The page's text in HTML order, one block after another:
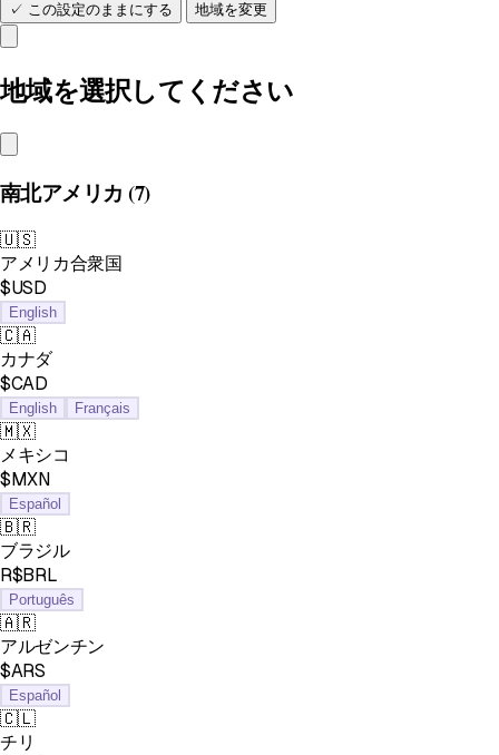
✓ この設定のままにする 地域を変更
地域を選択してください
南北アメリカ (7)
🇺🇸
アメリカ合衆国
$USD
English
🇨🇦
カナダ
$CAD
English Français
🇲🇽
メキシコ
$MXN
Español
🇧🇷
ブラジル
R$BRL
Português
🇦🇷
アルゼンチン
$ARS
Español
🇨🇱
チリ